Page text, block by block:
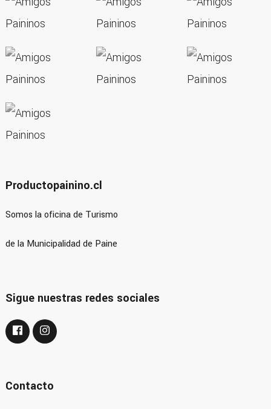
Productopainino.cl
Somos la oficina de Turismo
de la Municipalidad de Paine
Sigue nuestras redes sociales
Contacto